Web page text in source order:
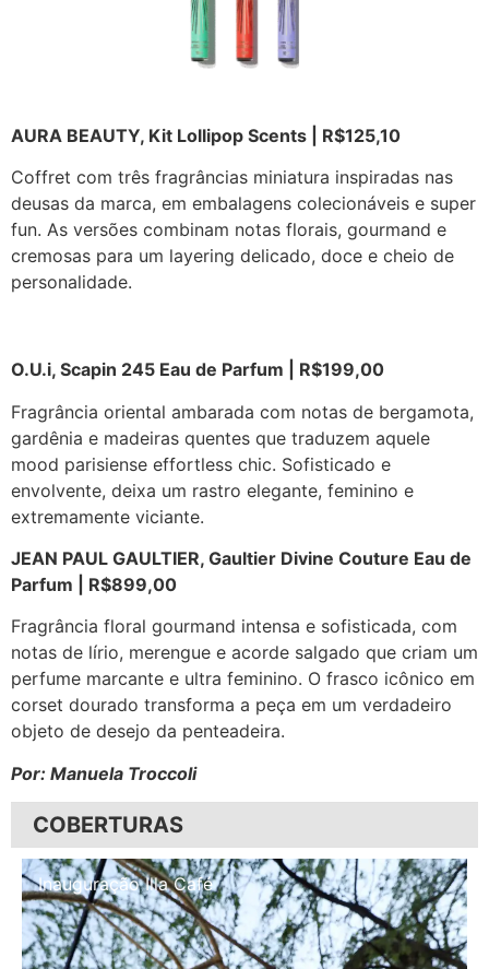
AURA BEAUTY, Kit Lollipop Scents | R$125,10
Coffret com três fragrâncias miniatura inspiradas nas
deusas da marca, em embalagens colecionáveis e super
fun. As versões combinam notas florais, gourmand e
cremosas para um layering delicado, doce e cheio de
personalidade.
O.U.i, Scapin 245 Eau de Parfum | R$199,00
Fragrância oriental ambarada com notas de bergamota,
gardênia e madeiras quentes que traduzem aquele
mood parisiense effortless chic. Sofisticado e
envolvente, deixa um rastro elegante, feminino e
extremamente viciante.
JEAN PAUL GAULTIER, Gaultier Divine Couture Eau de
Parfum | R$899,00
Fragrância floral gourmand intensa e sofisticada, com
notas de lírio, merengue e acorde salgado que criam um
perfume marcante e ultra feminino. O frasco icônico em
corset dourado transforma a peça em um verdadeiro
objeto de desejo da penteadeira.
Por: Manuela Troccoli
COBERTURAS
Inauguração Illa Café